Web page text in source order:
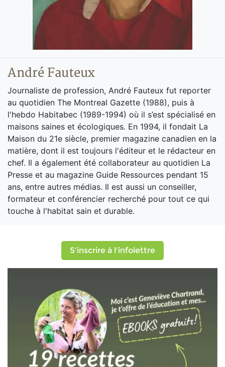
André Fauteux
Journaliste de profession, André Fauteux fut reporter
au quotidien The Montreal Gazette (1988), puis à
l'hebdo Habitabec (1989-1994) où il s’est spécialisé en
maisons saines et écologiques. En 1994, il fondait La
Maison du 21e siècle, premier magazine canadien en la
matière, dont il est toujours l'éditeur et le rédacteur en
chef. Il a également été collaborateur au quotidien La
Presse et au magazine Guide Ressources pendant 15
ans, entre autres médias. Il est aussi un conseiller,
formateur et conférencier recherché pour tout ce qui
touche à l'habitat sain et durable.
S'inscrire à l'infolettre